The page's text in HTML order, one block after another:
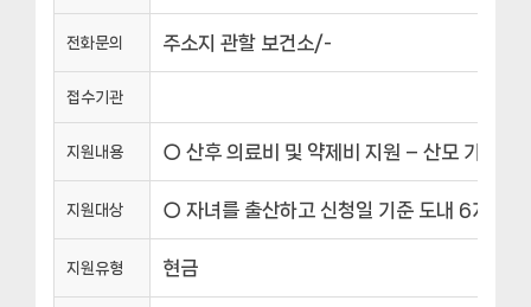
전화문의 주소지 관할 보건소/-
접수기관
지원내용 ○ 산후 의료비 및 약제비 지원 – 산모 기준
지원대상 ○ 자녀를 출산하고 신청일 기준 도내 6개월
지원유형 현금